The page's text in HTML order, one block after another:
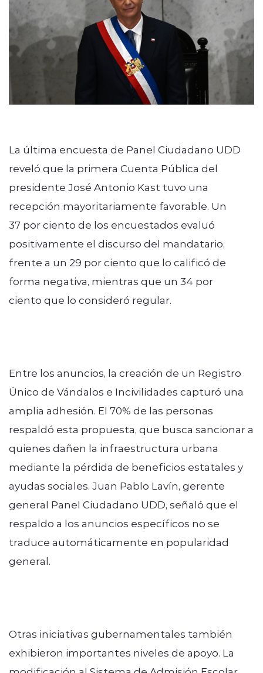
La última encuesta de Panel Ciudadano UDD
reveló que la primera Cuenta Pública del
presidente José Antonio Kast tuvo una
recepción mayoritariamente favorable. Un
37 por ciento de los encuestados evaluó
positivamente el discurso del mandatario,
frente a un 29 por ciento que lo calificó de
forma negativa, mientras que un 34 por
ciento que lo consideró regular.
Entre los anuncios, la creación de un Registro
Único de Vándalos e Incivilidades capturó una
amplia adhesión. El 70% de las personas
respaldó esta propuesta, que busca sancionar a
quienes dañen la infraestructura urbana
mediante la pérdida de beneficios estatales y
ayudas sociales. Juan Pablo Lavín, gerente
general Panel Ciudadano UDD, señaló que el
respaldo a los anuncios específicos no se
traduce automáticamente en popularidad
general.
Otras iniciativas gubernamentales también
exhibieron importantes niveles de apoyo. La